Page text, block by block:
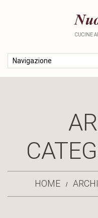
CUCINE
HOME